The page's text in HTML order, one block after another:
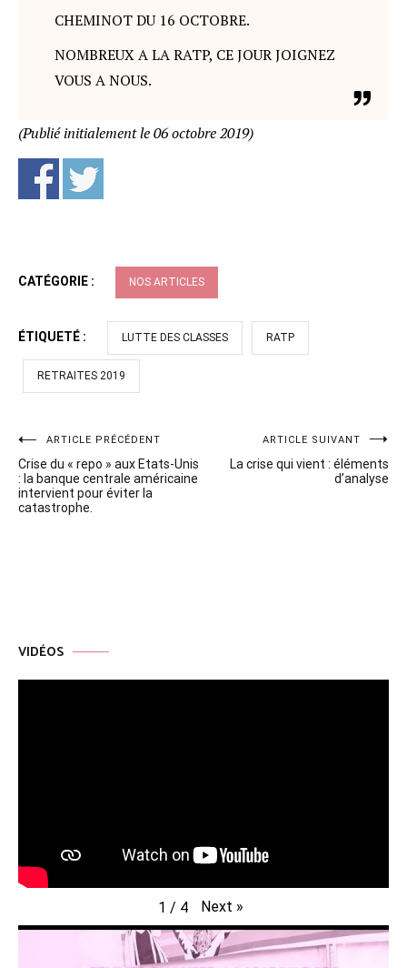
CHEMINOT DU 16 OCTOBRE.
NOMBREUX A LA RATP, CE JOUR JOIGNEZ
VOUS A NOUS.
(Publié initialement le 06 octobre 2019)
CATÉGORIE : NOS ARTICLES
ÉTIQUETÉ : LUTTE DES CLASSES RATP
RETRAITES 2019
Navigation
de
l’article
ARTICLE PRÉCÉDENT
Crise du « repo » aux Etats-Unis
: la banque centrale américaine
intervient pour éviter la
catastrophe.
ARTICLE SUIVANT
La crise qui vient : éléments
d’analyse
VIDÉOS
1 / 4 Next »